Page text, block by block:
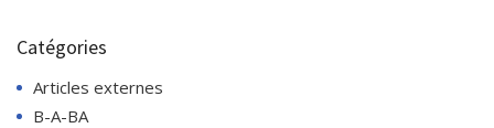
Catégories
Articles externes
B-A-BA